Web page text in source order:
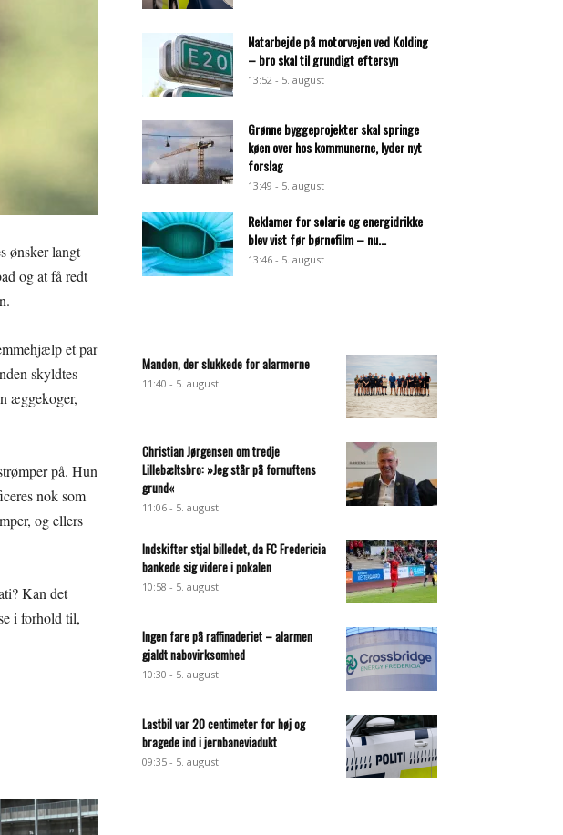
ønsker langt
og at få redt
et par
skyldtes
æggekoger,
på. Hun
nok som
og ellers
Kan det
i forhold til,
Natarbejde på motorvejen ved Kolding
– bro skal til grundigt eftersyn
13:52 - 5. august
Grønne byggeprojekter skal springe
køen over hos kommunerne, lyder nyt
forslag
13:49 - 5. august
Reklamer for solarie og energidrikke
blev vist før børnefilm – nu...
13:46 - 5. august
Manden, der slukkede for alarmerne
11:40 - 5. august
Christian Jørgensen om tredje
Lillebæltsbro: »Jeg står på fornuftens
grund«
11:06 - 5. august
Indskifter stjal billedet, da FC Fredericia
bankede sig videre i pokalen
10:58 - 5. august
Ingen fare på raffinaderiet – alarmen
gjaldt nabovirksomhed
10:30 - 5. august
Lastbil var 20 centimeter for høj og
bragede ind i jernbaneviadukt
09:35 - 5. august